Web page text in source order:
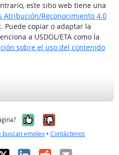
este sitio web tiene una
Atribución/Reconocimiento 4.0
. Puede copiar o adaptar la
a USDOL/ETA como la
sobre el uso del contenido
Sí, fue útil
No, no fue
buscan empleo • Contáctenos